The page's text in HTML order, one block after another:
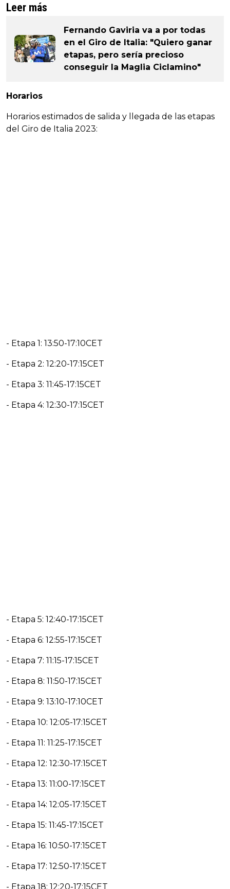
Leer más
Fernando Gaviria va a por todas
en el Giro de Italia: "Quiero ganar
etapas, pero sería precioso
conseguir la Maglia Ciclamino"
Horarios
Horarios estimados de salida y llegada de las etapas
del Giro de Italia 2023:
- Etapa 1: 13:50-17:10CET
- Etapa 2: 12:20-17:15CET
- Etapa 3: 11:45-17:15CET
- Etapa 4: 12:30-17:15CET
- Etapa 5: 12:40-17:15CET
- Etapa 6: 12:55-17:15CET
- Etapa 7: 11:15-17:15CET
- Etapa 8: 11:50-17:15CET
- Etapa 9: 13:10-17:10CET
- Etapa 10: 12:05-17:15CET
- Etapa 11: 11:25-17:15CET
- Etapa 12: 12:30-17:15CET
- Etapa 13: 11:00-17:15CET
- Etapa 14: 12:05-17:15CET
- Etapa 15: 11:45-17:15CET
- Etapa 16: 10:50-17:15CET
- Etapa 17: 12:50-17:15CET
- Etapa 18: 12:20-17:15CET